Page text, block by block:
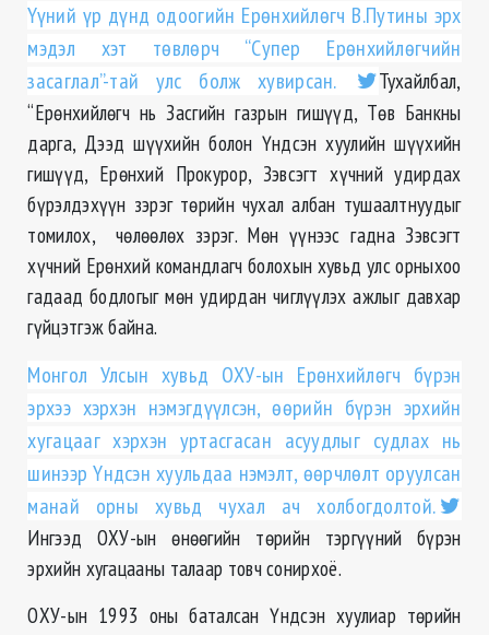
Үүний үр дүнд одоогийн Ерөнхийлөгч В.Путины эрх
мэдэл хэт төвлөрч “Супер Ерөнхийлөгчийн
засаглал”-тай улс болж хувирсан.
Тухайлбал,
“Ерөнхийлөгч нь Засгийн газрын гишүүд, Төв Банкны
дарга, Дээд шүүхийн болон Үндсэн хуулийн шүүхийн
гишүүд, Ерөнхий Прокурор, Зэвсэгт хүчний удирдах
бүрэлдэхүүн зэрэг төрийн чухал албан тушаалтнуудыг
томилох, чөлөөлөх зэрэг. Мөн үүнээс гадна Зэвсэгт
хүчний Ерөнхий командлагч болохын хувьд улс орныхоо
гадаад бодлогыг мөн удирдан чиглүүлэх ажлыг давхар
гүйцэтгэж байна.
Монгол Улсын хувьд ОХУ-ын Ерөнхийлөгч бүрэн
эрхээ хэрхэн нэмэгдүүлсэн, өөрийн бүрэн эрхийн
хугацааг хэрхэн уртасгасан асуудлыг судлах нь
шинээр Үндсэн хуульдаа нэмэлт, өөрчлөлт оруулсан
манай орны хувьд чухал ач холбогдолтой.
Ингээд ОХУ-ын өнөөгийн төрийн тэргүүний бүрэн
эрхийн хугацааны талаар товч сонирхоё.
ОХУ-ын 1993 оны баталсан Үндсэн хуулиар төрийн